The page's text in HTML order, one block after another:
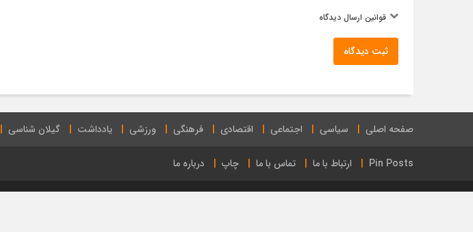
قوانین ارسال دیدگاه
ثبت دیدگاه
صفحه اصلی سیاسی اجتماعی اقتصادی فرهنگی ورزشی یادداشت گیلان شناسی
Pin Posts ارتباط با ما تماس با ما چاپ درباره ما